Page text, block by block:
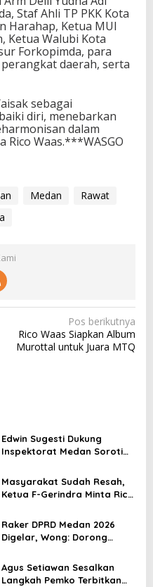
Staf Ahli TP PKK Kota
Harahap, Ketua MUI
Ketua Walubi Kota
Forkopimda, para
daerah, serta
sebagai
diri, menebarkan
dalam
Rico Waas.***WASGO
Medan
Rawat
Pos berikutnya
Rico Waas Siapkan Album
Murottal untuk Juara MTQ
Edwin Sugesti Dukung
Inspektorat Medan Soroti
Terkait Rendahnya Serapan
Anggaran
Masyarakat Sudah Resah,
Ketua F-Gerindra Minta Rico
Parkir dan Lampu Jalan
Raker DPRD Medan 2026
Digelar, Wong: Dorong
Melalui Inovasi dan
Digitalisasi
Agus Setiawan Sesalkan
Langkah Pemko Terbitkan